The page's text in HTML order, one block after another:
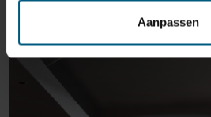
Aanpassen